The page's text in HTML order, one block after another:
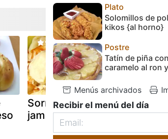
Sorrentinos de
jamón y queso
Rosca de
jamón y
Plato
Solomillos de
kikos {al horno}
Postre
Tatín de piña con
caramelo al ron
Menús archivados
Recibir el menú del día